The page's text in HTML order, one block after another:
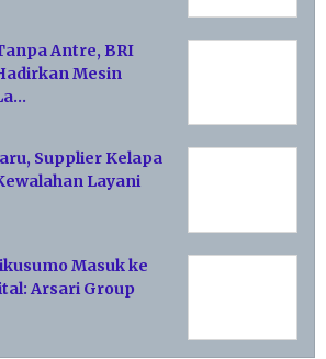
Antre, BRI
Mesin
Supplier Kelapa
Layani
Masuk ke
Arsari Group